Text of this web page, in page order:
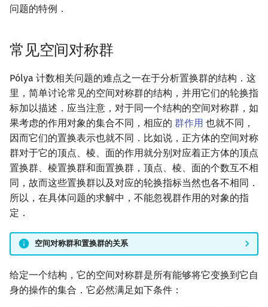
问题的特例．
常见空间对称群
Pólya 计数相关问题的难点之一在于分析置换群的结构．这
里，简单讨论常见的空间对称群的结构，并用它们的轮换指
标加以描述．应当注意，对于同一个结构的空间对称群，如
果考虑的作用对象的集合不同，相应的 群作用 也就不同，
因而它们的置换表示也就不同．比如说，正方体的空间对称
群对于它的顶点、棱、面的作用就分别对应着正方体的顶点
置换群、棱置换群和面置换群，顶点、棱、面的个数互不相
同，故而这些置换群以及对应的轮换指标当然也各不相同．
所以，在具体问题的求解中，不能忽视群作用的对象的指
定．
空间对称群和置换群的关系
给定一个结构，它的空间对称群是所有能够将它变换到它自
身的操作的集合．它必然满足如下条件：